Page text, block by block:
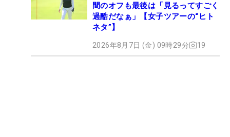
間のオフも最後は「見るってすごく
過酷だなぁ」【女子ツアーの“ヒト
ネタ”】
2026年8月7日 (金) 09時29分 19